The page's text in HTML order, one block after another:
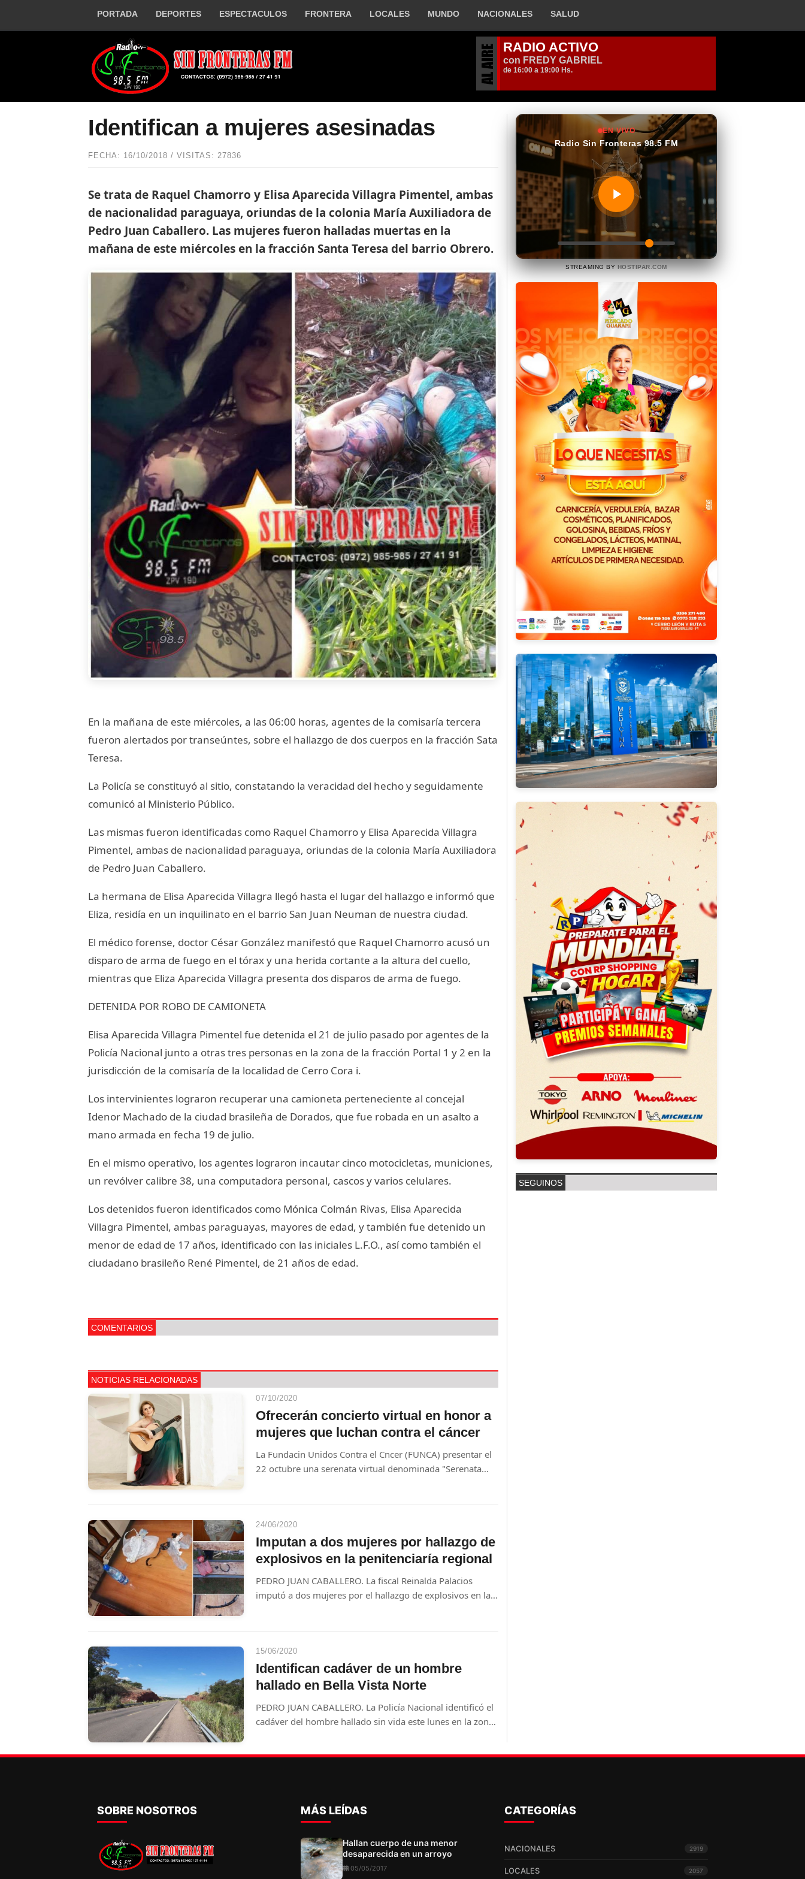
PORTADA DEPORTES ESPECTACULOS FRONTERA LOCALES MUNDO NACIONALES SALUD
Identifican a mujeres asesinadas
FECHA: 16/10/2018 / VISITAS: 27836
Se trata de Raquel Chamorro y Elisa Aparecida Villagra Pimentel, ambas
de nacionalidad paraguaya, oriundas de la colonia María Auxiliadora de
Pedro Juan Caballero. Las mujeres fueron halladas muertas en la
mañana de este miércoles en la fracción Santa Teresa del barrio Obrero.
En la mañana de este miércoles, a las 06:00 horas, agentes de la comisaría tercera
fueron alertados por transeúntes, sobre el hallazgo de dos cuerpos en la fracción Sata
Teresa.
La Policía se constituyó al sitio, constatando la veracidad del hecho y seguidamente
comunicó al Ministerio Público.
Las mismas fueron identificadas como Raquel Chamorro y Elisa Aparecida Villagra
Pimentel, ambas de nacionalidad paraguaya, oriundas de la colonia María Auxiliadora
de Pedro Juan Caballero.
La hermana de Elisa Aparecida Villagra llegó hasta el lugar del hallazgo e informó que
Eliza, residía en un inquilinato en el barrio San Juan Neuman de nuestra ciudad.
El médico forense, doctor César González manifestó que Raquel Chamorro acusó un
disparo de arma de fuego en el tórax y una herida cortante a la altura del cuello,
mientras que Eliza Aparecida Villagra presenta dos disparos de arma de fuego.
DETENIDA POR ROBO DE CAMIONETA
Elisa Aparecida Villagra Pimentel fue detenida el 21 de julio pasado por agentes de la
Policía Nacional junto a otras tres personas en la zona de la fracción Portal 1 y 2 en la
jurisdicción de la comisaría de la localidad de Cerro Cora i.
Los intervinientes lograron recuperar una camioneta perteneciente al concejal
Idenor Machado de la ciudad brasileña de Dorados, que fue robada en un asalto a
mano armada en fecha 19 de julio.
En el mismo operativo, los agentes lograron incautar cinco motocicletas, municiones,
un revólver calibre 38, una computadora personal, cascos y varios celulares.
Los detenidos fueron identificados como Mónica Colmán Rivas, Elisa Aparecida
Villagra Pimentel, ambas paraguayas, mayores de edad, y también fue detenido un
menor de edad de 17 años, identificado con las iniciales L.F.O., así como también el
ciudadano brasileño René Pimentel, de 21 años de edad.
COMENTARIOS
NOTICIAS RELACIONADAS
07/10/2020
Ofrecerán concierto virtual en honor a
mujeres que luchan contra el cáncer
La Fundacin Unidos Contra el Cncer (FUNCA) presentar el
22 octubre una serenata virtual denominada "Serenata
24/06/2020
Imputan a dos mujeres por hallazgo de
explosivos en la penitenciaría regional
PEDRO JUAN CABALLERO. La fiscal Reinalda Palacios
imputó a dos mujeres por el hallazgo de explosivos en la
15/06/2020
Identifican cadáver de un hombre
hallado en Bella Vista Norte
PEDRO JUAN CABALLERO. La Policía Nacional identificó el
cadáver del hombre hallado sin vida este lunes en la zona
EN VIVO
Radio Sin Fronteras 98.5 FM
STREAMING BY HOSTIPAR.COM
SEGUINOS
SOBRE NOSOTROS MÁS LEÍDAS
Hallan cuerpo de una menor
desaparecida en un arroyo
05/05/2017
CATEGORÍAS
NACIONALES 2919
LOCALES 2057